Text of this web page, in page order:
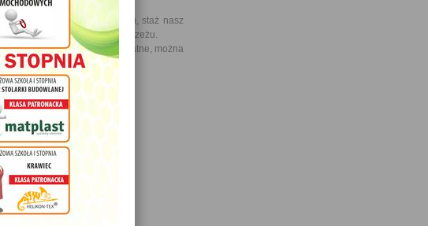
prace na kempingu, staż nasz
na Lazurowym Wybrzeżu.
ponieważ są one bezpłatne, można
w Europie.